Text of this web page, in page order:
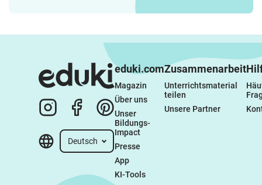
Deutsch
eduki.com
Magazin
Über uns
Unser
Bildungs-
Impact
Presse
App
KI-Tools
Zusammenarbeit
Unterrichtsmaterial
teilen
Unsere Partner